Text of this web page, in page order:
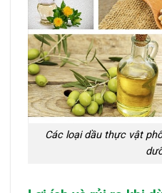
Các loại dầu thực vật